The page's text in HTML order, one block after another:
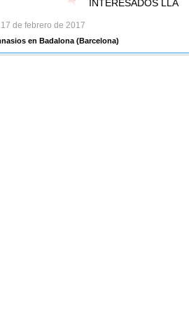
INTERESADOS LLA
17 de febrero de 2017
en Badalona(Barcelona)